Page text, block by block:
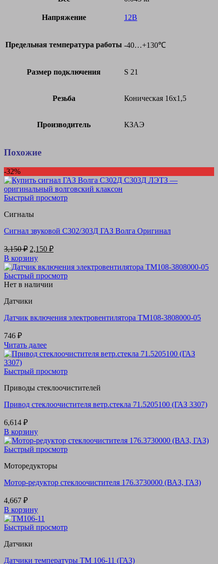
Напряжение 12В
Предельная температура работы -40…+130℃
Размер подключения S 21
Резьба Коническая 16х1,5
Производитель КЗАЭ
Похожие
-32%
Быстрый просмотр
Сигналы
Сигнал звуковой С302/303Д ГАЗ Волга Оригинал
3,150₽ Первоначальная
цена
составляла
3,150 ₽.
2,150 ₽Текущая
2,150 ₽.
В корзину
Быстрый просмотр
Нет в наличии
Датчики
Датчик включения электровентилятора ТМ108-3808000-05
746 ₽
Читать далее
Быстрый просмотр
Приводы стеклоочистителей
Привод стеклоочистителя ветр.стекла 71.5205100 (ГАЗ 3307)
6,614 ₽
В корзину
Быстрый просмотр
Моторедукторы
Мотор-редуктор стеклоочистителя 176.3730000 (ВАЗ, ГАЗ)
4,667 ₽
В корзину
Быстрый просмотр
Датчики
Датчики температуры ТМ 106-11 (ГАЗ)